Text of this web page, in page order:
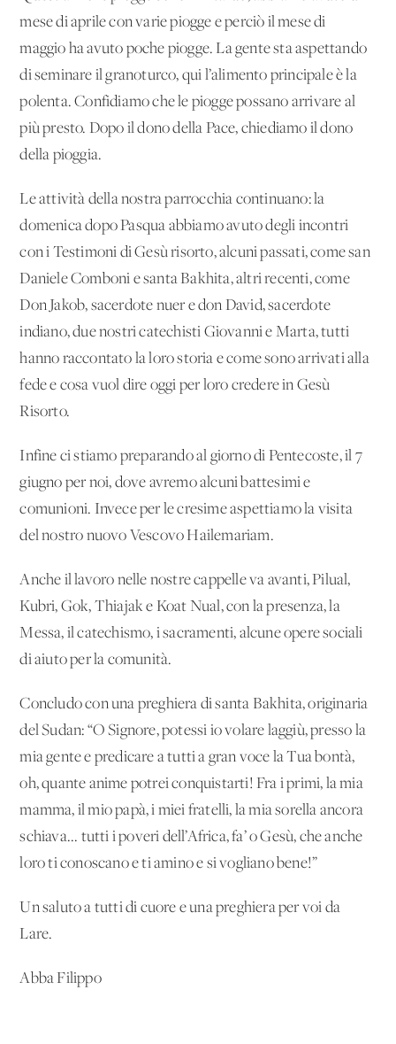
mese di aprile con varie piogge e perciò il mese di
maggio ha avuto poche piogge. La gente sta aspettando
di seminare il granoturco, qui l’alimento principale è la
polenta. Confidiamo che le piogge possano arrivare al
più presto. Dopo il dono della Pace, chiediamo il dono
della pioggia.
Le attività della nostra parrocchia continuano: la
domenica dopo Pasqua abbiamo avuto degli incontri
con i Testimoni di Gesù risorto, alcuni passati, come san
Daniele Comboni e santa Bakhita, altri recenti, come
Don Jakob, sacerdote nuer e don David, sacerdote
indiano, due nostri catechisti Giovanni e Marta, tutti
hanno raccontato la loro storia e come sono arrivati alla
fede e cosa vuol dire oggi per loro credere in Gesù
Risorto.
Infine ci stiamo preparando al giorno di Pentecoste, il 7
giugno per noi, dove avremo alcuni battesimi e
comunioni. Invece per le cresime aspettiamo la visita
del nostro nuovo Vescovo Hailemariam.
Anche il lavoro nelle nostre cappelle va avanti, Pilual,
Kubri, Gok, Thiajak e Koat Nual, con la presenza, la
Messa, il catechismo, i sacramenti, alcune opere sociali
di aiuto per la comunità.
Concludo con una preghiera di santa Bakhita, originaria
del Sudan: “O Signore, potessi io volare laggiù, presso la
mia gente e predicare a tutti a gran voce la Tua bontà,
oh, quante anime potrei conquistarti! Fra i primi, la mia
mamma, il mio papà, i miei fratelli, la mia sorella ancora
schiava... tutti i poveri dell’Africa, fa’ o Gesù, che anche
loro ti conoscano e ti amino e si vogliano bene!”
Un saluto a tutti di cuore e una preghiera per voi da
Lare.
Abba Filippo